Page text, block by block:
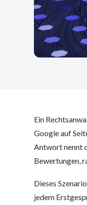
Ein
Google auf
Antwort nennt
Bewertungen,
Dieses
jedem